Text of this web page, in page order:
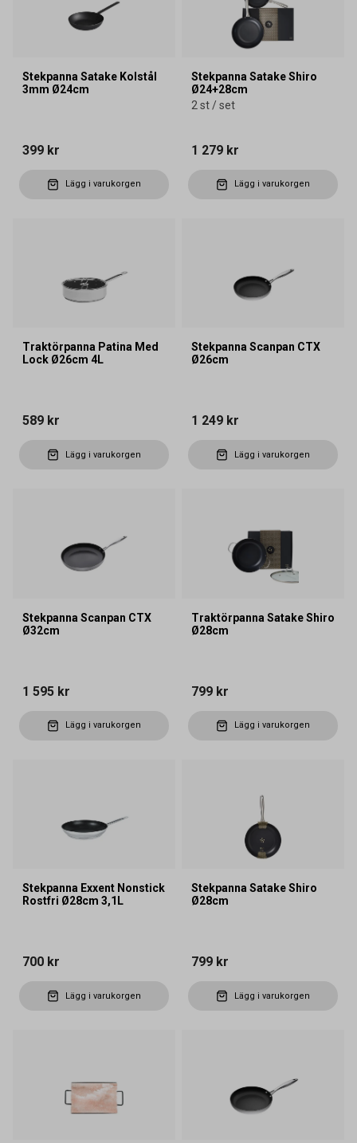
Stekpanna Satake Kolstål
3mm Ø24cm
399 kr
Lägg i varukorgen
Stekpanna Satake Shiro
Ø24+28cm
2 st / set
1 279 kr
Lägg i varukorgen
Traktörpanna Patina Med
Lock Ø26cm 4L
589 kr
Lägg i varukorgen
Stekpanna Scanpan CTX
Ø26cm
1 249 kr
Lägg i varukorgen
Stekpanna Scanpan CTX
Ø32cm
1 595 kr
Lägg i varukorgen
Traktörpanna Satake Shiro
Ø28cm
799 kr
Lägg i varukorgen
Stekpanna Exxent Nonstick
Rostfri Ø28cm 3,1L
700 kr
Lägg i varukorgen
Stekpanna Satake Shiro
Ø28cm
799 kr
Lägg i varukorgen